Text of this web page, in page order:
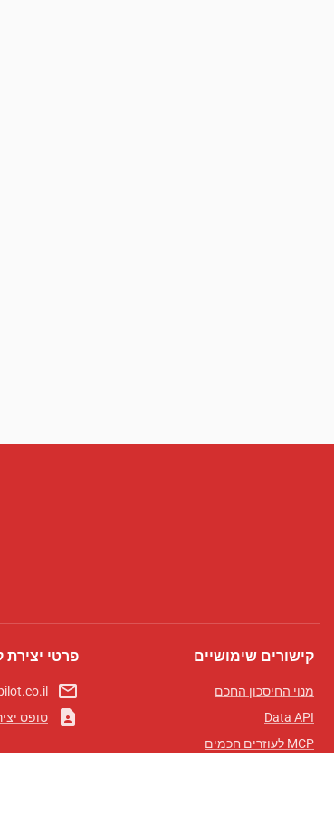
קישורים שימושיים
מנוי החיסכון החכם
Data API
MCP לעוזרים חכמים
פרטי
mail_outline
contact_page טופס